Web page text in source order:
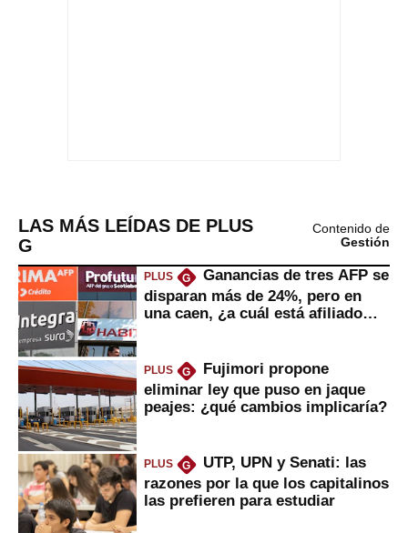
LAS MÁS LEÍDAS DE PLUS
G
Contenido de
Gestión
PLUS G
Ganancias de tres AFP se
disparan más de 24%, pero en
una caen, ¿a cuál está afiliado
PLUS G
Fujimori propone
eliminar ley que puso en jaque
peajes: ¿qué cambios implicaría?
PLUS G
UTP, UPN y Senati: las
razones por la que los capitalinos
las prefieren para estudiar